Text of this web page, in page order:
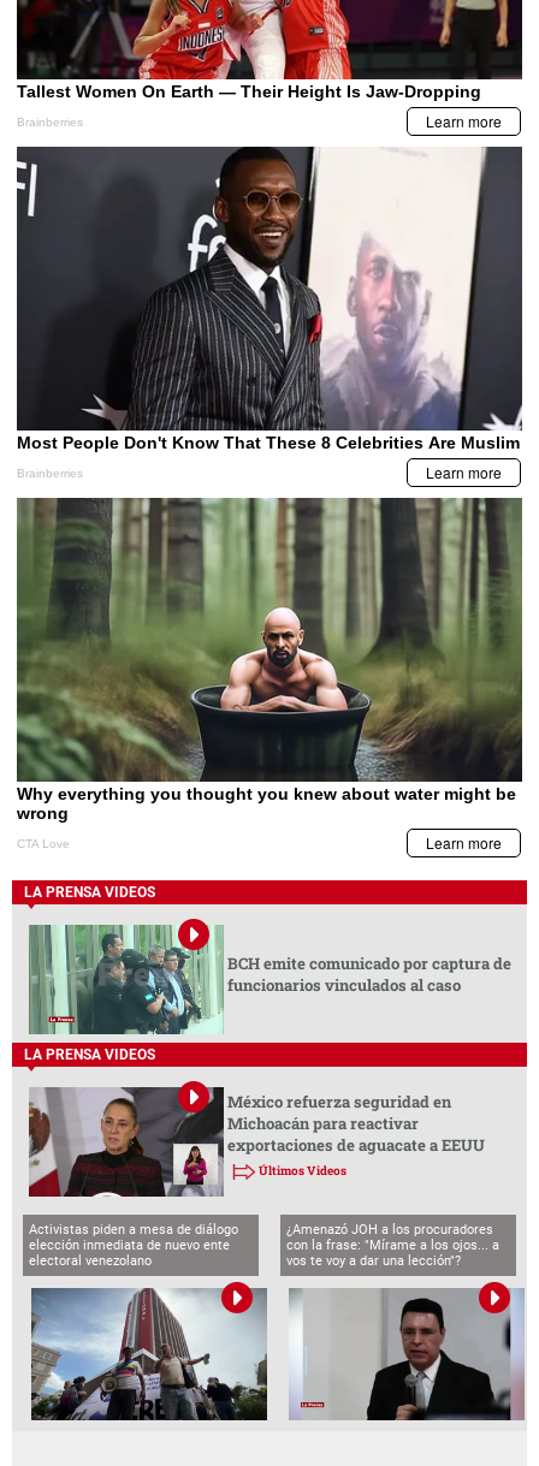
LA PRENSA VIDEOS
BCH emite comunicado por captura de
funcionarios vinculados al caso
LA PRENSA VIDEOS
México refuerza seguridad en
Michoacán para reactivar
exportaciones de aguacate a EEUU
Últimos Videos
Activistas piden a mesa de diálogo
elección inmediata de nuevo ente
electoral venezolano
¿Amenazó JOH a los procuradores
con la frase: "Mírame a los ojos... a
vos te voy a dar una lección"?